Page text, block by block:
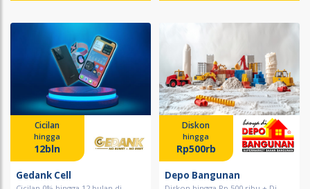
Cicilan
hingga
12bln
Gedank Cell
Diskon
hingga
Rp500rb
Depo Bangunan